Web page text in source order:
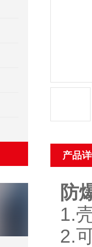
产品
防
1.
2.